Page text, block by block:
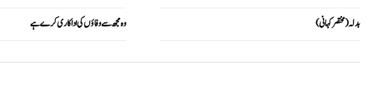
وہ مجھ سے وفاؤں کی اداکاری کرے ہے بدلہ (مختصر کہانی)